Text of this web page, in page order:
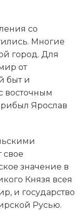
со
Многие
город. Для
от
быт и
восточным
Ярослав
свое
значение в
Князя всея
и государство
Русью.